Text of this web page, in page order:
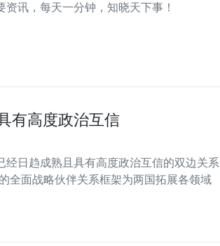
讯，每天一分钟，知晓天下事！
有高度政治互信
经日趋成熟且具有高度政治互信的双边关系
全面战略伙伴关系框架为两国拓展各领域